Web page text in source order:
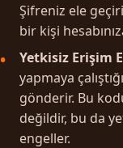
Şifreniz ele
bir kişi
Yetkisiz Erişim
yapmaya
gönderir. Bu
değildir, bu da
engeller.